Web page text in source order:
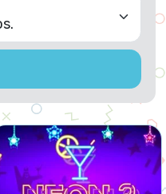
Colorido y rápido juegos de
3 en raya.